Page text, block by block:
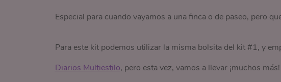
Especial para cuando vayamos a una finca o de paseo, pero
Para este kit podemos utilizar la misma bolsita del kit #1, y
Diarios Multiestilo, pero esta vez, vamos a llevar ¡muchos